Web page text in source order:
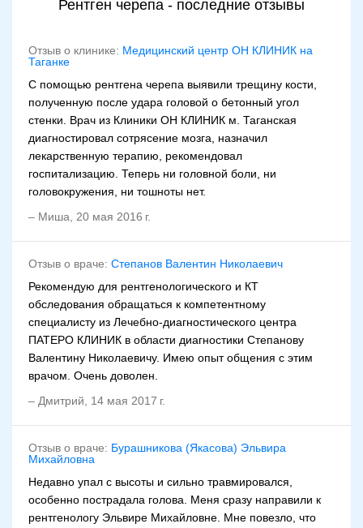
Рентген черепа - последние отзывы
Отзыв о клинике: Медицинский центр ОН КЛИНИК на
Таганке
С помощью рентгена черепа выявили трещину кости,
полученную после удара головой о бетонный угол
стенки. Врач из Клиники ОН КЛИНИК м. Таганская
диагностировал сотрясение мозга, назначил
лекарственную терапию, рекомендовал
госпитализацию. Теперь ни головной боли, ни
головокружения, ни тошноты нет.
– Миша, 20 мая 2016 г.
Отзыв о враче: Степанов Валентин Николаевич
Рекомендую для рентгенологического и КТ
обследования обращаться к компетентному
специалисту из Лечебно-диагностического центра
ПАТЕРО КЛИНИК в области диагностики Степанову
Валентину Николаевичу. Имею опыт общения с этим
врачом. Очень доволен.
– Дмитрий, 14 мая 2017 г.
Отзыв о враче: Бурашникова (Якасова) Эльвира
Михайловна
Недавно упал с высоты и сильно травмировался,
особенно пострадала голова. Меня сразу направили к
рентгенологу Эльвире Михайловне. Мне повезло, что